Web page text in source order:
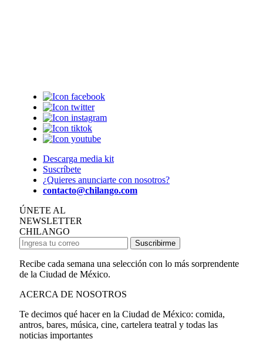
Descarga media kit
Suscríbete
¿Quieres anunciarte con nosotros?
contacto@chilango.com
ÚNETE AL
NEWSLETTER
CHILANGO
Suscribirme
Recibe cada semana una selección con lo más sorprendente
de la Ciudad de México.
ACERCA DE NOSOTROS
Te decimos qué hacer en la Ciudad de México: comida,
antros, bares, música, cine, cartelera teatral y todas las
noticias importantes